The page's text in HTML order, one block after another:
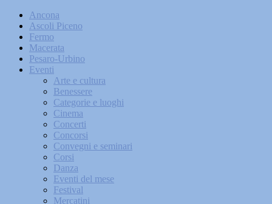
Ancona
Ascoli Piceno
Fermo
Macerata
Pesaro-Urbino
Eventi
Arte e cultura
Benessere
Categorie e luoghi
Cinema
Concerti
Concorsi
Convegni e seminari
Corsi
Danza
Eventi del mese
Festival
Mercatini